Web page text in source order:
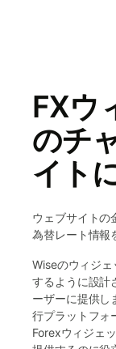
FXウ
のチ
イト
ウェブサイトの
為替レート情報
Wiseのウィジ
するように設計
ーザーに提供し
行プラットフォ
Forexウィジェ